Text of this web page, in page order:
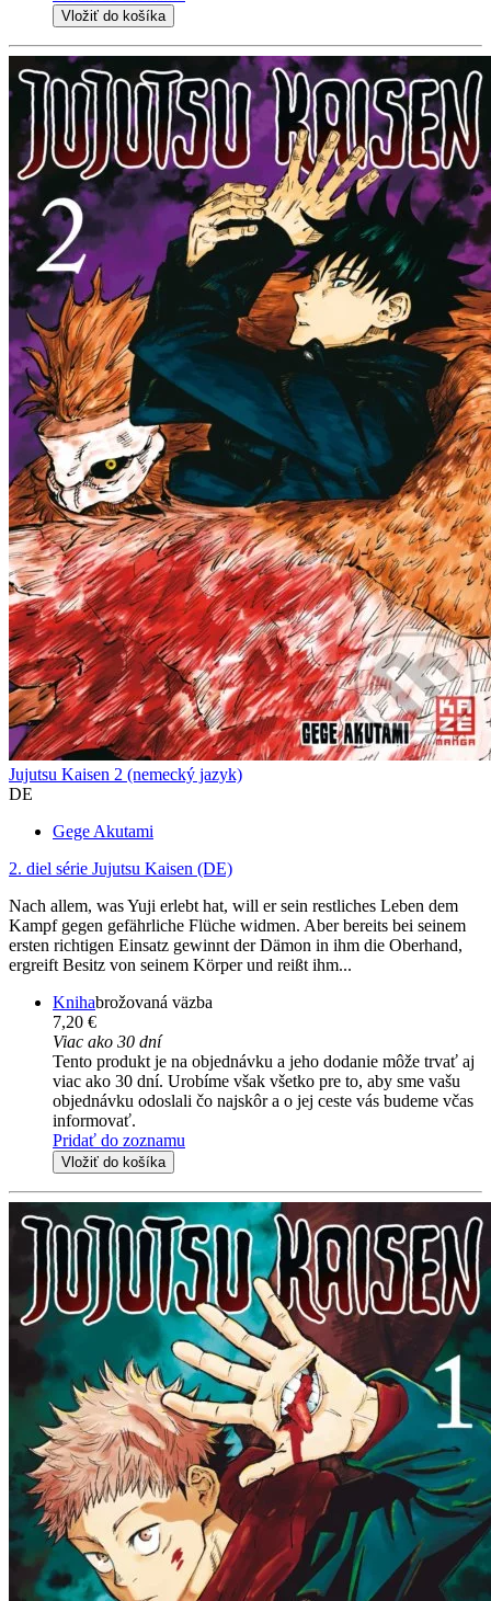
Vložiť do košíka
Jujutsu Kaisen 2 (nemecký jazyk)
DE
Gege Akutami
2. diel série Jujutsu Kaisen (DE)
Nach allem, was Yuji erlebt hat, will er sein restliches Leben dem
Kampf gegen gefährliche Flüche widmen. Aber bereits bei seinem
ersten richtigen Einsatz gewinnt der Dämon in ihm die Oberhand,
ergreift Besitz von seinem Körper und reißt ihm...
Knihabrožovaná väzba
7,20 €
Viac ako 30 dní
Tento produkt je na objednávku a jeho dodanie môže trvať aj
viac ako 30 dní. Urobíme však všetko pre to, aby sme vašu
objednávku odoslali čo najskôr a o jej ceste vás budeme včas
informovať.
Pridať do zoznamu
Vložiť do košíka